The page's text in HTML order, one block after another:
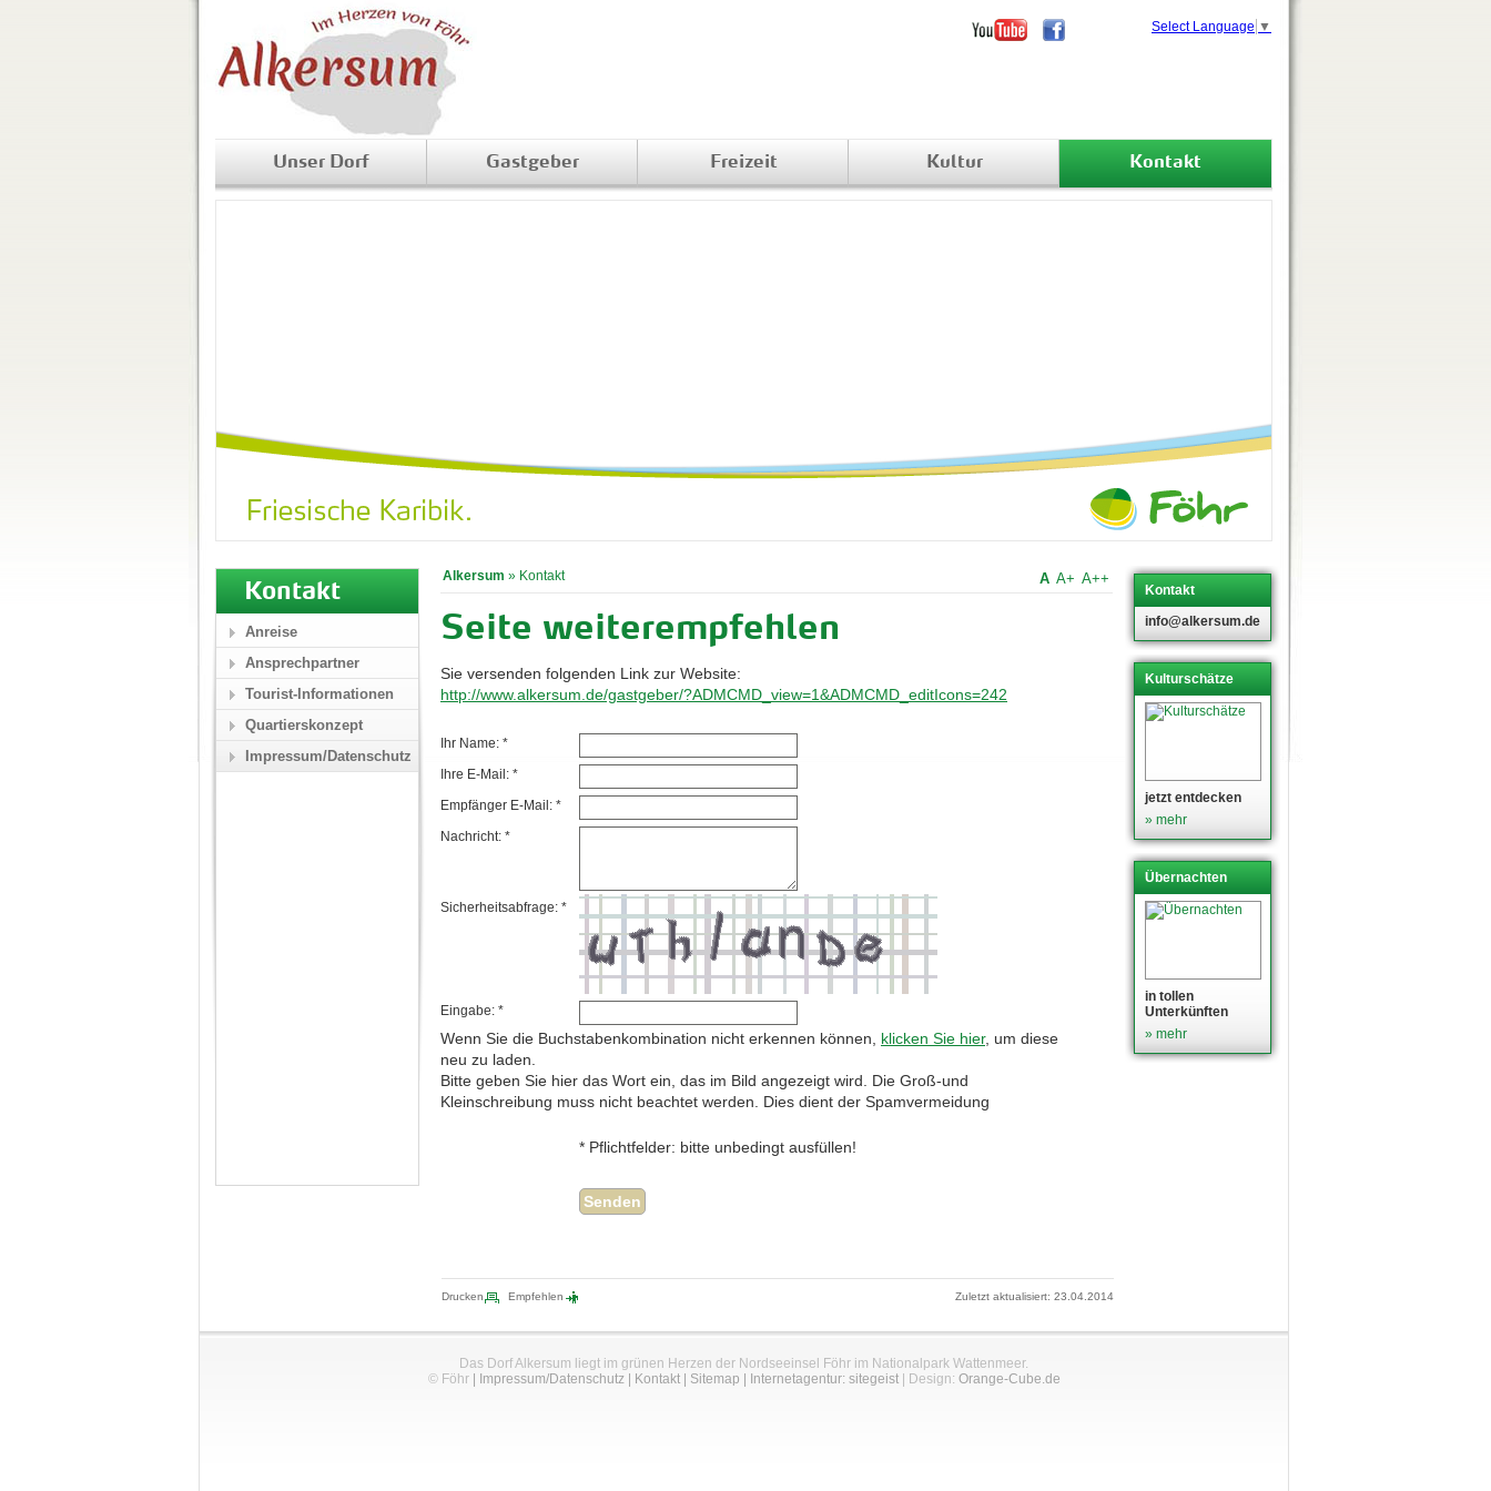
Unser Dorf Gastgeber Freizeit Kultur Kontakt
Alkersum » Kontakt A A+ A++
Seite weiterempfehlen
Sie versenden folgenden Link zur Website:
http://www.alkersum.de/gastgeber/?ADMCMD_view=1&ADMCMD_editIcons=242
Ihr Name: *
Ihre E-Mail: *
Empfänger E-Mail: *
Nachricht: *
Sicherheitsabfrage: *
Eingabe: *
Wenn Sie die Buchstabenkombination nicht erkennen können, klicken Sie hier, um diese
neu zu laden.
Bitte geben Sie hier das Wort ein, das im Bild angezeigt wird. Die Groß-und
Kleinschreibung muss nicht beachtet werden. Dies dient der Spamvermeidung
* Pflichtfelder: bitte unbedingt ausfüllen!
Kontakt
info@alkersum.de
Kulturschätze
jetzt entdecken
» mehr
Übernachten
in tollen
Unterkünften
» mehr
Kontakt
Anreise
Ansprechpartner
Tourist-Informationen
Quartierskonzept
Impressum/Datenschutz
Select Language ▼
Drucken Empfehlen Zuletzt aktualisiert: 23.04.2014
Das Dorf Alkersum liegt im grünen Herzen der Nordseeinsel Föhr im Nationalpark Wattenmeer.
© Föhr| Impressum/Datenschutz| Kontakt| Sitemap | Internetagentur: sitegeist| Design: Orange-Cube.de